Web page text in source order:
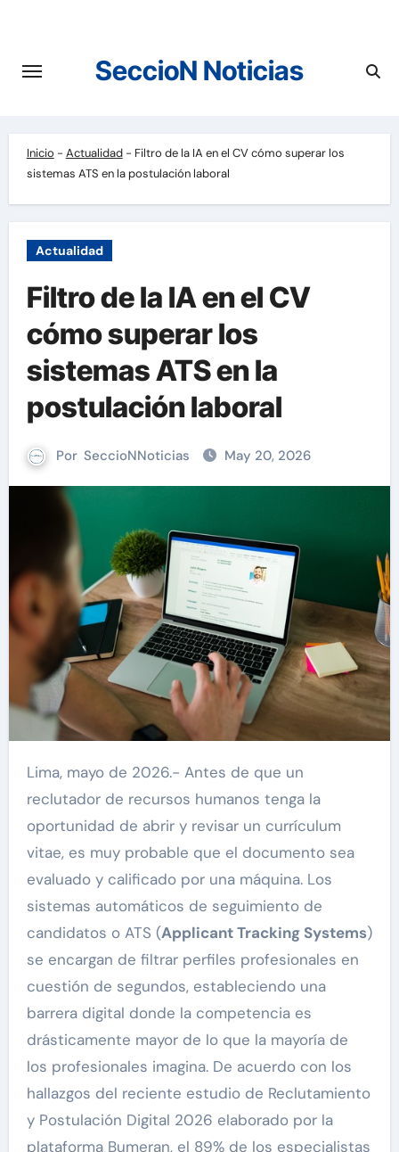
contenido
SeccioN Noticias
Inicio - Actualidad- Filtro de la IA en el CV cómo superar los
sistemas ATS en la postulación laboral
Actualidad
Filtro de la IA en el CV
cómo superar los
sistemas ATS en la
postulación laboral
Por SeccioNNoticias May 20, 2026
Lima, mayo de 2026.- Antes de que un
reclutador de recursos humanos tenga la
oportunidad de abrir y revisar un currículum
vitae, es muy probable que el documento sea
evaluado y calificado por una máquina. Los
sistemas automáticos de seguimiento de
candidatos o ATS (Applicant Tracking Systems)
se encargan de filtrar perfiles profesionales en
cuestión de segundos, estableciendo una
barrera digital donde la competencia es
drásticamente mayor de lo que la mayoría de
los profesionales imagina. De acuerdo con los
hallazgos del reciente estudio de Reclutamiento
y Postulación Digital 2026 elaborado por la
plataforma Bumeran, el 89% de los especialistas